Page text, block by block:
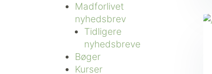
Madforlivet
nyhedsbrev
Tidligere
nyhedsbreve
Bøger
Kurser